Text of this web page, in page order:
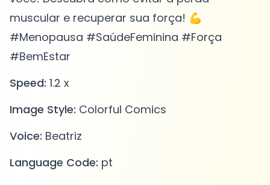
muscular e recuperar sua força! 💪
#Menopausa #SaúdeFeminina #Força
#BemEstar
Speed: 1.2 x
Image Style: Colorful Comics
Voice: Beatriz
Language Code: pt